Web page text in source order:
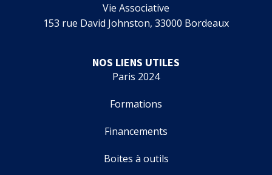
Vie Associative
153 rue David Johnston, 33000 Bordeaux
NOS LIENS UTILES
Paris 2024
Formations
Financements
Boites à outils